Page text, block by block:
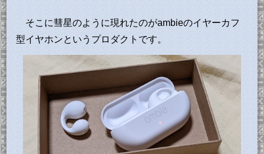
そこに彗星のように現れたのがambieのイヤーカフ
型イヤホンというプロダクトです。